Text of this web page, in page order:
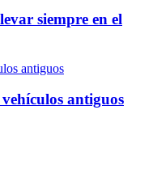
siempre en el
antiguos